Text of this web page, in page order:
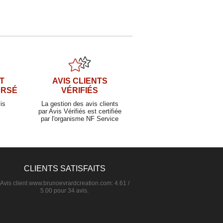
AVIS CLIENTS
VÉRIFIÉS
La gestion des avis clients
par Avis Vérifiés est certifiée
par l'organisme NF Service
CLIENTS SATISFAITS
Avis client www.brunoevrardcreation.com: 4.61 /
5.00 pour 34 avis.